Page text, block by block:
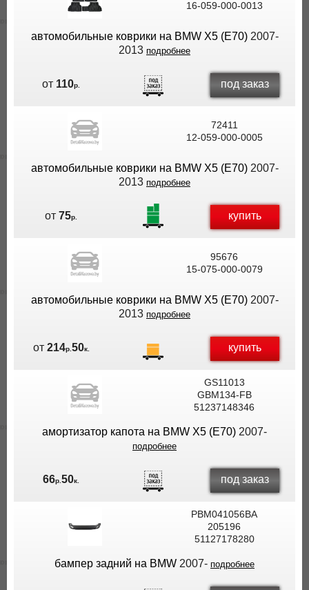
16-059-000-0013
автомобильные коврики на BMW X5 (E70)2007-
2013 подробнее
от 110р. под заказ
72411
12-059-000-0005
автомобильные коврики на BMW X5 (E70)2007-
2013 подробнее
от75р. купить
95676
15-075-000-0079
автомобильные коврики на BMW X5 (E70)2007-
2013 подробнее
от 214р. 50к. купить
GS11013
GBM134-FB
51237148346
амортизатор капота на BMW X5 (E70) 2007-
подробнее
66р.50к. под заказ
PBM041056BA
205196
51127178280
бампер задний на BMW 2007- подробнее